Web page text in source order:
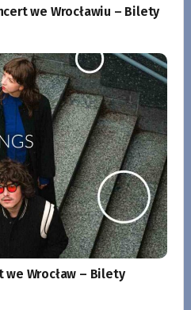
we Wrocławiu – Bilety
Wrocław – Bilety